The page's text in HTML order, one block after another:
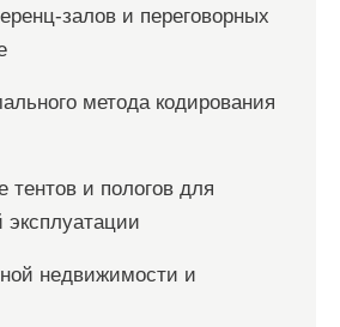
залов и переговорных
метода кодирования
тентов и пологов для
эксплуатации
недвижимости и